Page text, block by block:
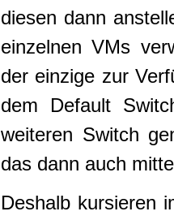
diesen dann
einzelnen VMs
der einzige zur
dem Default
weiteren Switch
das dann auch
Deshalb kursieren